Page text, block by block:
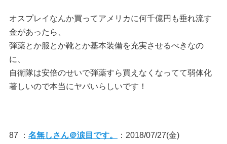
オスプレイなんか買ってアメリカに何千億円も垂れ流す
金があったら、
弾薬とか服とか靴とか基本装備を充実させるべきなの
に、
自衛隊は安倍のせいで弾薬すら買えなくなってて弱体化
著しいので本当にヤバいらしいです！
87 ： 名無しさん＠涙目です。
：2018/07/27(金)